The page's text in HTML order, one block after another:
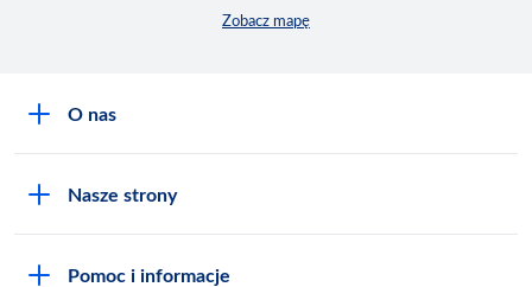
Zobacz mapę
O nas
Nasze strony
Pomoc i informacje